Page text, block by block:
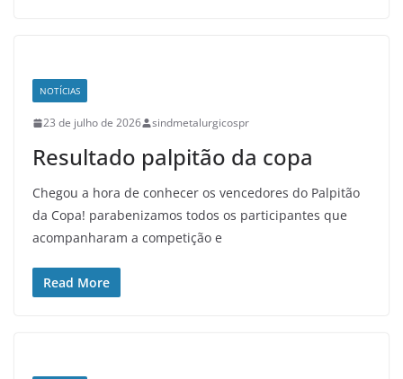
NOTÍCIAS
23 de julho de 2026 sindmetalurgicospr
Resultado palpitão da copa
Chegou a hora de conhecer os vencedores do Palpitão
da Copa! parabenizamos todos os participantes que
acompanharam a competição e
Read More